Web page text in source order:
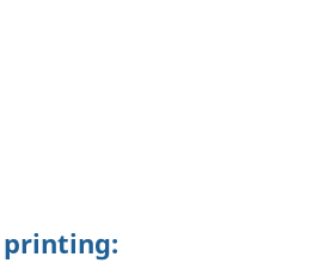
printing: